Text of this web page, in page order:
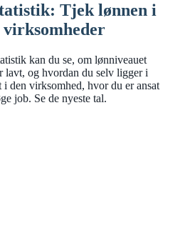
Tjek lønnen i
virksomheder
kan du se, om lønniveauet
lavt, og hvordan du selv ligger i
den virksomhed, hvor du er ansat
job. Se de nyeste tal.